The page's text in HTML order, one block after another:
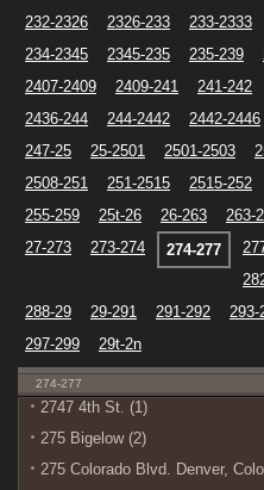
232-2326
2326-233 233-2333
234-2345
2345-235 235-239
2407-2409
2409-241 241-242
2436-244
244-2442 2442-2446
247-25
25-2501 2501-2503
2508-251
251-2515 2515-252
255-259
25t-26 26-263 263-
27-273
273-274 274-277
288-29
29-291 291-292 293-
297-299
29t-2n
274-277
2747 4th St. (1)
275 Bigelow (2)
275 Colorado Blvd. Denver,